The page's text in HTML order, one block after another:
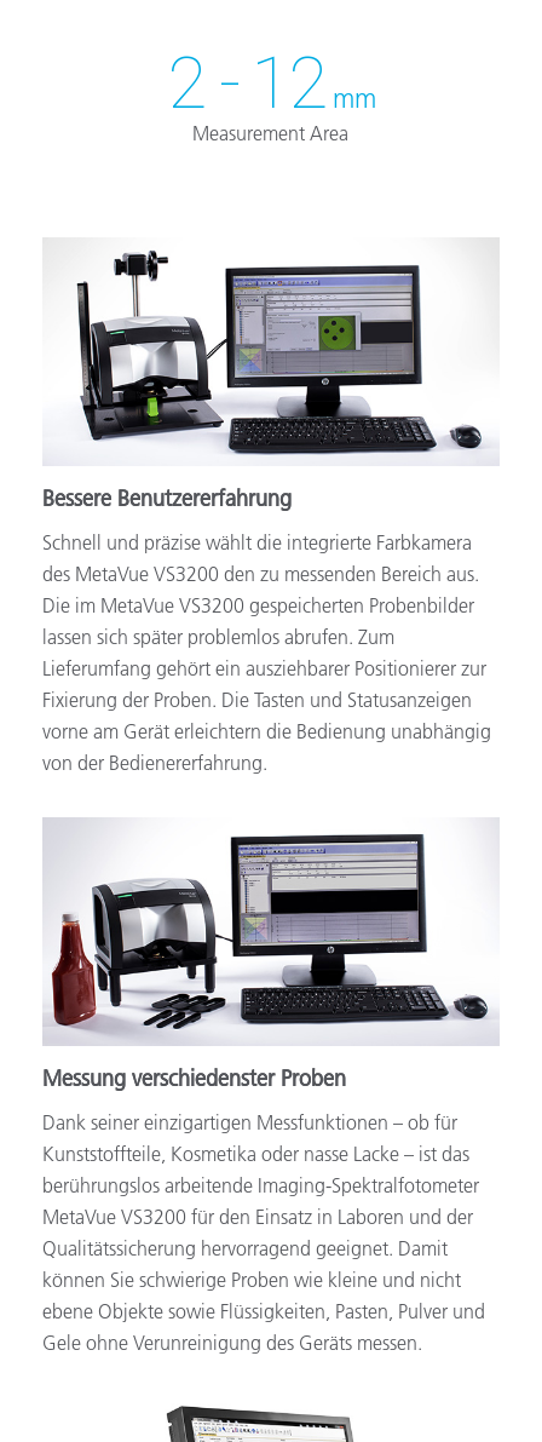
2 - 12 mm
Measurement Area
Bessere Benutzererfahrung
Schnell und präzise wählt die integrierte Farbkamera
des MetaVue VS3200 den zu messenden Bereich aus.
Die im MetaVue VS3200 gespeicherten Probenbilder
lassen sich später problemlos abrufen. Zum
Lieferumfang gehört ein ausziehbarer Positionierer zur
Fixierung der Proben. Die Tasten und Statusanzeigen
vorne am Gerät erleichtern die Bedienung unabhängig
von der Bedienererfahrung.
Messung verschiedenster Proben
Dank seiner einzigartigen Messfunktionen – ob für
Kunststoffteile, Kosmetika oder nasse Lacke – ist das
berührungslos arbeitende Imaging-Spektralfotometer
MetaVue VS3200 für den Einsatz in Laboren und der
Qualitätssicherung hervorragend geeignet. Damit
können Sie schwierige Proben wie kleine und nicht
ebene Objekte sowie Flüssigkeiten, Pasten, Pulver und
Gele ohne Verunreinigung des Geräts messen.